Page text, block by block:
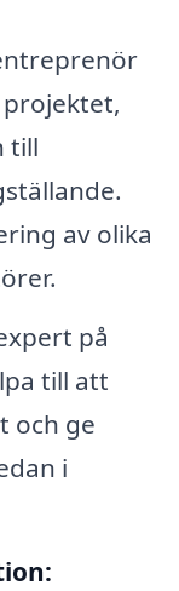
till
av olika
på
till att
och ge
i